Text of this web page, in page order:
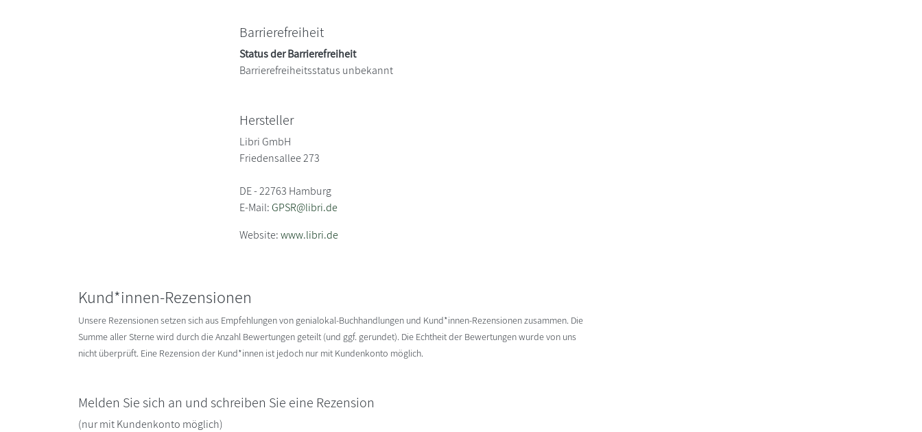
Barrierefreiheit
Status der Barrierefreiheit
Barrierefreiheitsstatus unbekannt
Hersteller
Libri GmbH
Friedensallee 273
DE - 22763 Hamburg
E-Mail:GPSR@libri.de
Website:www.libri.de
Kund*innen-Rezensionen
Unsere Rezensionen setzen sich aus Empfehlungen von genialokal-Buchhandlungen und Kund*innen-Rezensionen zusammen. Die
Summe aller Sterne wird durch die Anzahl Bewertungen geteilt (und ggf. gerundet). Die Echtheit der Bewertungen wurde von uns
nicht überprüft. Eine Rezension der Kund*innen ist jedoch nur mit Kundenkonto möglich.
Melden Sie sich an und schreiben Sie eine Rezension
(nur mit Kundenkonto möglich)